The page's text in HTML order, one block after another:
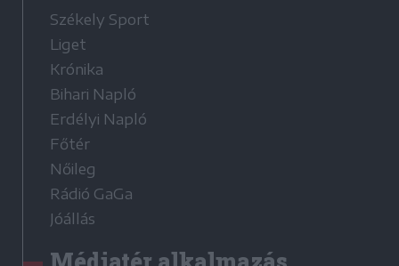
Székely Sport
Liget
Krónika
Bihari Napló
Erdélyi Napló
Főtér
Nőileg
Rádió GaGa
Jóállás